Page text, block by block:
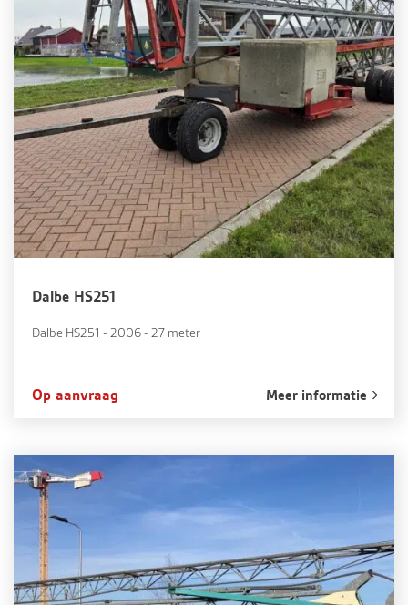
Dalbe HS251
Dalbe HS251 - 2006 - 27 meter
Op aanvraag Meer informatie